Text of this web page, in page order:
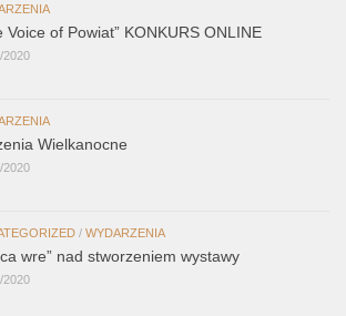
Voice of Powiat” KONKURS ONLINE
2020
Wielkanocne
2020
/ WYDARZENIA
wre” nad stworzeniem wystawy
2020